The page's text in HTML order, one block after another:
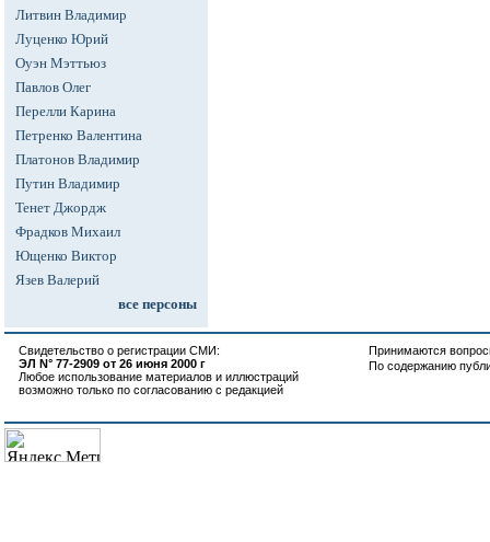
Литвин Владимир
Луценко Юрий
Оуэн Мэттьюз
Павлов Олег
Перелли Карина
Петренко Валентина
Платонов Владимир
Путин Владимир
Тенет Джордж
Фрадков Михаил
Ющенко Виктор
Язев Валерий
все персоны
Свидетельство о регистрации СМИ:
ЭЛ N° 77-2909 от 26 июня 2000 г
Любое использование материалов и иллюстраций
возможно только по согласованию с редакцией
Принимаются
По содержанию